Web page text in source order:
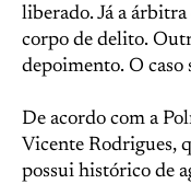
liberado. Já a árbitra
corpo de delito.
depoimento. O caso
De acordo com a
Vicente Rodrigues,
possui histórico de